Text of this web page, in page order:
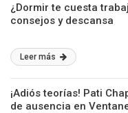
¿Dormir te cuesta
consejos y descansa
Leer más
¡Adiós teorías! Pati
de ausencia en